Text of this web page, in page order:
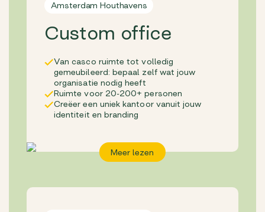
Amsterdam Houthavens
Custom office
Van casco ruimte tot volledig
gemeubileerd: bepaal zelf wat jouw
organisatie nodig heeft
Ruimte voor 20-200+ personen
Creëer een uniek kantoor vanuit jouw
identiteit en branding
Meer lezen